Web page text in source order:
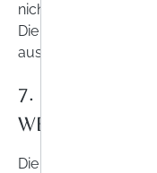
nicht mehr für die
Die Einzelheiten zur
aus der jeweiligen
7.
Die Verarbeitung